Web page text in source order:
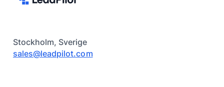
Stockholm, Sverige
sales@leadpilot.com